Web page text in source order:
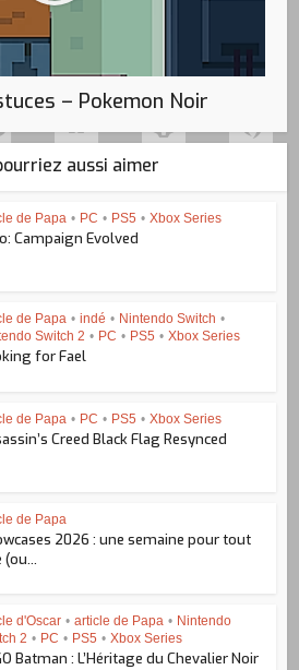
– Pokemon Noir
aussi aimer
de Papa • PC • PS5 • Xbox Series
Campaign Evolved
de Papa • indé • Nintendo Switch •
Switch 2 • PC • PS5 • Xbox Series
for Fael
de Papa • PC • PS5 • Xbox Series
Creed Black Flag Resynced
de Papa
2026 : une semaine pour tout
(ou...
d'Oscar • article de Papa • Nintendo
2 • PC • PS5 • Xbox Series
Batman : L’Héritage du Chevalier Noir